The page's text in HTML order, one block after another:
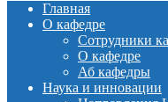
Главная
О кафедре
Сотрудники
О кафедре
Аб кафедры
Наука и инновации